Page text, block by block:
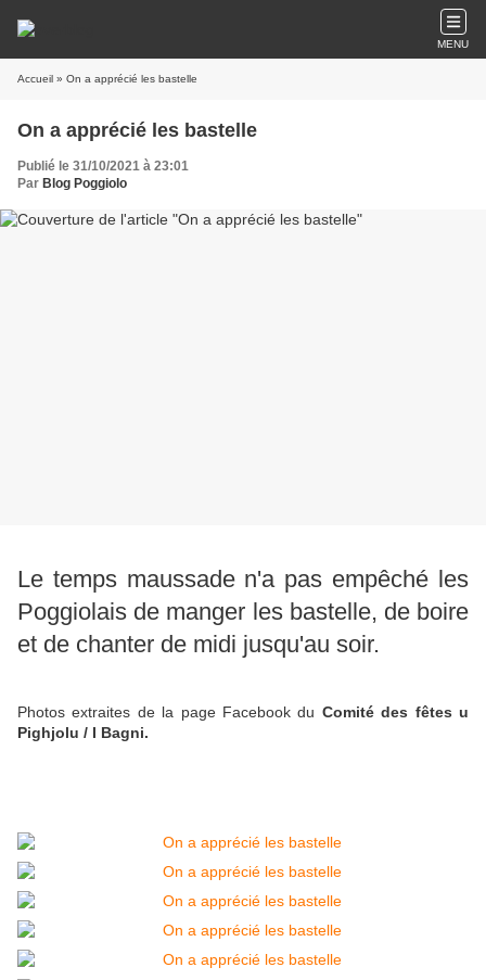
MENU
Accueil » On a apprécié les bastelle
On a apprécié les bastelle
Publié le 31/10/2021 à 23:01
Par Blog Poggiolo
Le temps maussade n'a pas empêché les
Poggiolais de manger les bastelle, de boire
et de chanter de midi jusqu'au soir.
Photos extraites de la page Facebook du Comité des fêtes u
Pighjolu / I Bagni.